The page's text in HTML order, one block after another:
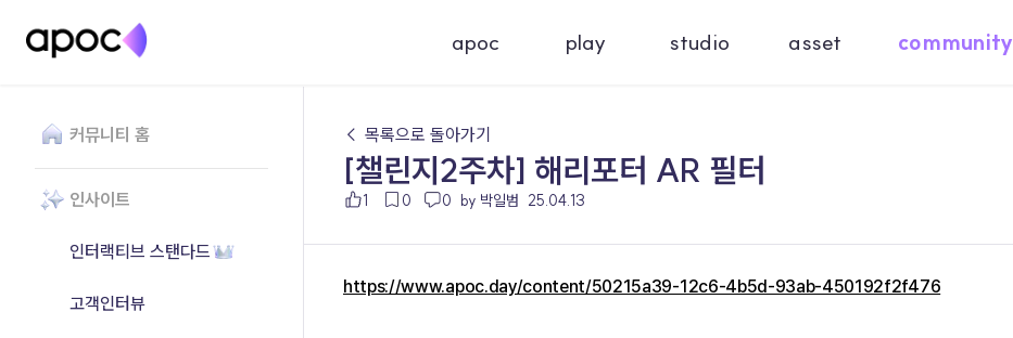
apoc play studio asset community
커뮤니티 홈
인사이트
인터랙티브 스탠다드
고객인터뷰
← 목록으로 돌아가기
[챌린지2주차] 해리포터 AR 필터
1 0 0 by 박일범 25.04.13
https://www.apoc.day/content/50215a39-12c6-4b5d-93ab-450192f2f476